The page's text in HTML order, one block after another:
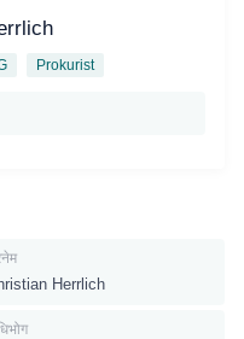
Prokurist
Herrlich